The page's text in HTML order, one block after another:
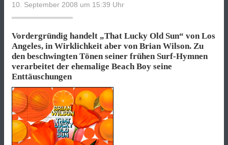
10. September 2008 um 15:39 Uhr
Vordergründig handelt „That Lucky Old Sun“ von Los
Angeles, in Wirklichkeit aber von Brian Wilson. Zu
den beschwingten Tönen seiner frühen Surf-Hymnen
verarbeitet der ehemalige Beach Boy seine
Enttäuschungen